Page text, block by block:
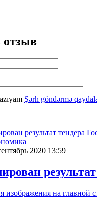
отзыв
Şərh göndərmə
2020 13:59